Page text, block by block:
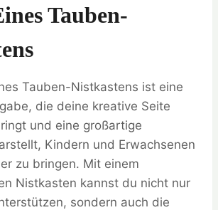
Tauben-
Tauben-Nistkastens ist eine
die deine kreative Seite
und eine großartige
Kindern und Erwachsenen
zu bringen. Mit einem
Nistkasten kannst du nicht nur
sondern auch die